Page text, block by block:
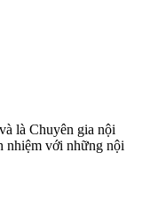
là Chuyên gia nội
nhiệm với những nội